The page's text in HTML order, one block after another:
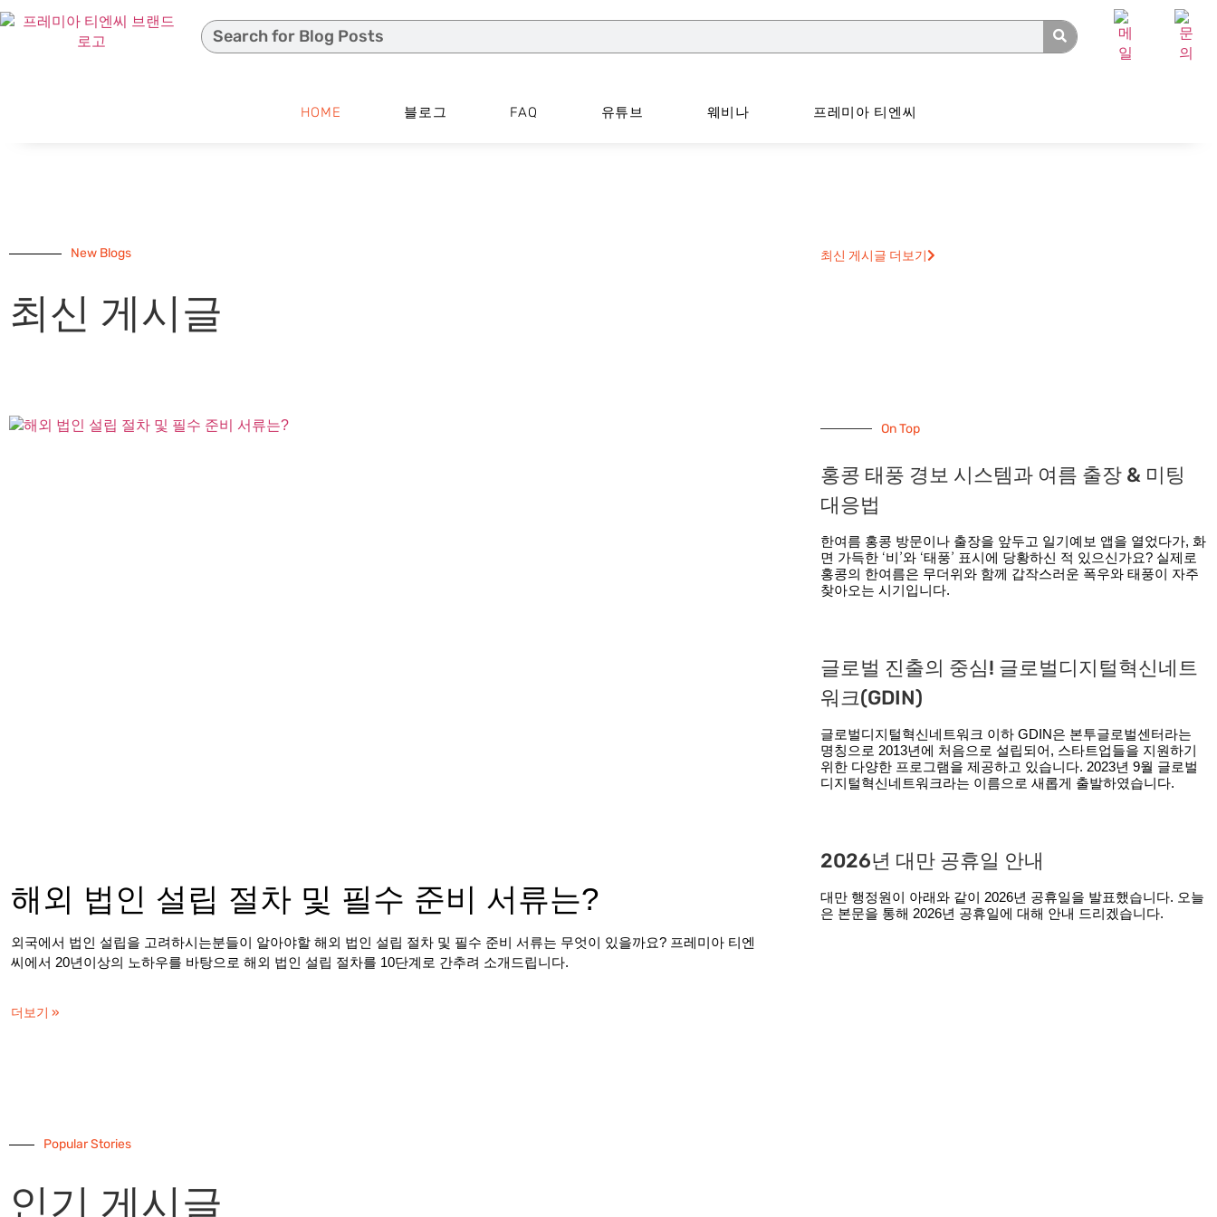
HOME 블로그 FAQ 유튜브 웨비나 프레미아 티엔씨
New Blogs
최신 게시글
최신 게시글 더보기
해외 법인 설립 절차 및 필수 준비 서류는?
외국에서 법인 설립을 고려하시는분들이 알아야할 해외 법인 설립 절차 및 필수 준비 서류는 무엇이 있을까요? 프레미아 티엔
씨에서 20년이상의 노하우를 바탕으로 해외 법인 설립 절차를 10단계로 간추려 소개드립니다.
더보기 »
On Top
홍콩 태풍 경보 시스템과 여름 출장 & 미팅
대응법
한여름 홍콩 방문이나 출장을 앞두고 일기예보 앱을 열었다가, 화
면 가득한 ‘비’와 ‘태풍’ 표시에 당황하신 적 있으신가요? 실제로
홍콩의 한여름은 무더위와 함께 갑작스러운 폭우와 태풍이 자주
찾아오는 시기입니다.
글로벌 진출의 중심! 글로벌디지털혁신네트
워크(GDIN)
글로벌디지털혁신네트워크 이하 GDIN은 본투글로벌센터라는
명칭으로 2013년에 처음으로 설립되어, 스타트업들을 지원하기
위한 다양한 프로그램을 제공하고 있습니다. 2023년 9월 글로벌
디지털혁신네트워크라는 이름으로 새롭게 출발하였습니다.
2026년 대만 공휴일 안내
대만 행정원이 아래와 같이 2026년 공휴일을 발표했습니다. 오늘
은 본문을 통해 2026년 공휴일에 대해 안내 드리겠습니다.
Popular Stories
인기 게시글